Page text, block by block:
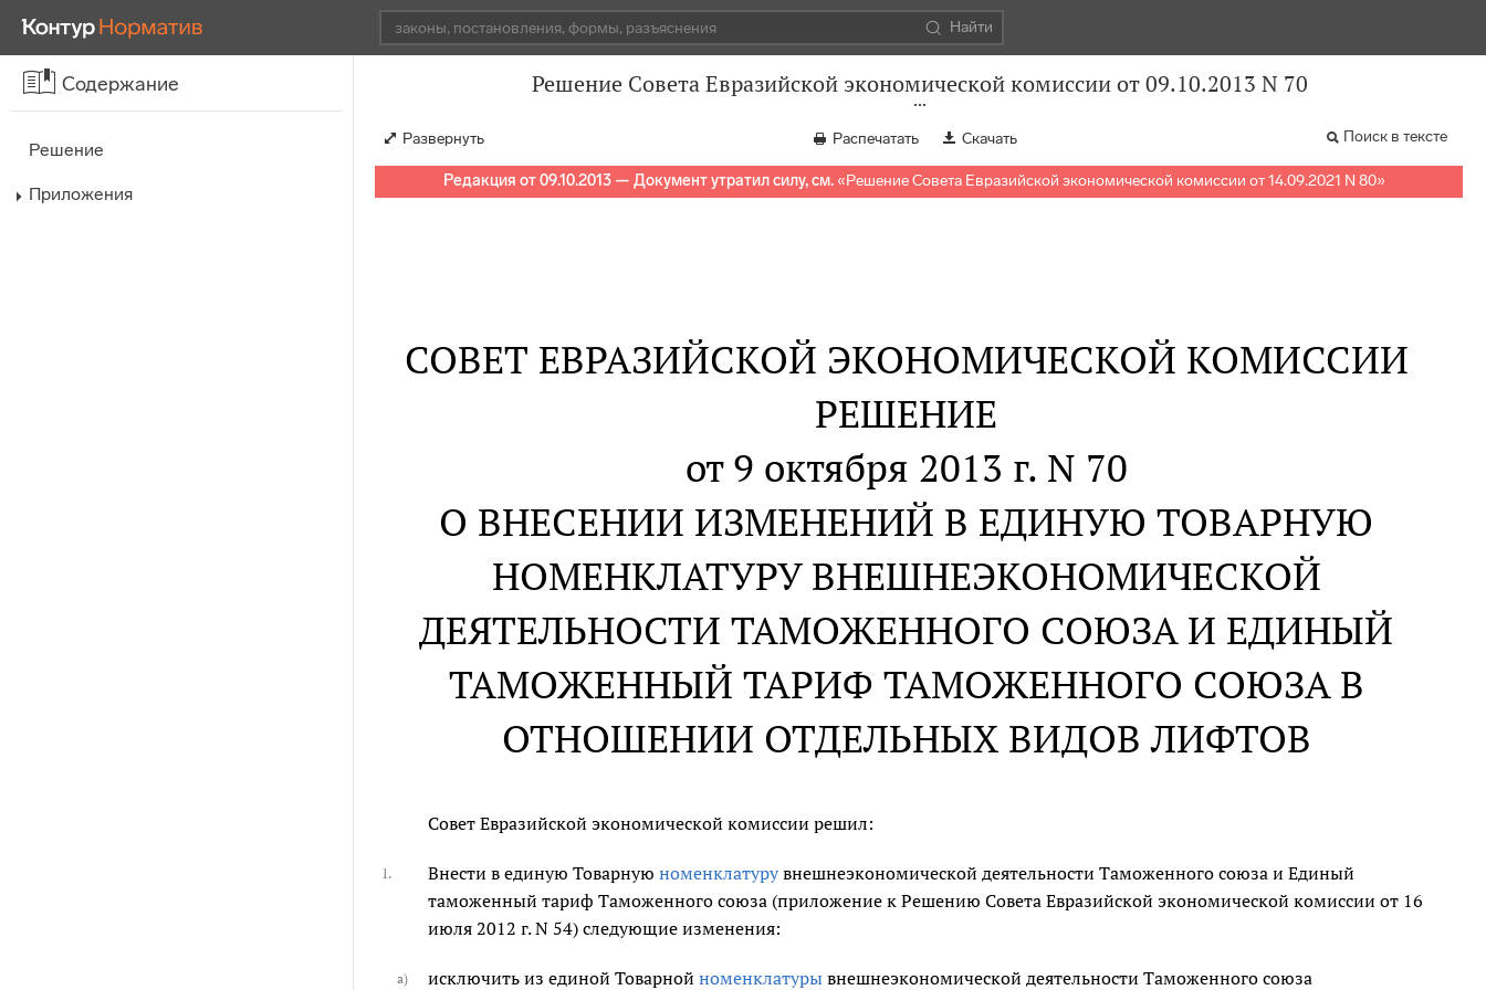
Найти
Содержание
Решение
Приложения
Решение Совета Евразийской экономической комиссии от 09.10.2013 N 70
Развернуть Распечатать Скачать Поиск в тексте
Редакция от 09.10.2013 — Документ утратил силу, см. «Решение Совета Евразийской экономической комиссии от 14.09.2021 N 80»
СОВЕТ ЕВРАЗИЙСКОЙ ЭКОНОМИЧЕСКОЙ КОМИССИИ
РЕШЕНИЕ
от 9 октября 2013 г. N 70
О ВНЕСЕНИИ ИЗМЕНЕНИЙ В ЕДИНУЮ ТОВАРНУЮ
НОМЕНКЛАТУРУ ВНЕШНЕЭКОНОМИЧЕСКОЙ
ДЕЯТЕЛЬНОСТИ ТАМОЖЕННОГО СОЮЗА И ЕДИНЫЙ
ТАМОЖЕННЫЙ ТАРИФ ТАМОЖЕННОГО СОЮЗА В
ОТНОШЕНИИ ОТДЕЛЬНЫХ ВИДОВ ЛИФТОВ
Совет Евразийской экономической комиссии решил:
1. Внести в единую Товарнуюноменклатурувнешнеэкономической деятельности Таможенного союза и Единый
таможенный тариф Таможенного союза (приложение к Решению Совета Евразийской экономической комиссии от 16
июля 2012 г. N 54) следующие изменения:
а) исключить из единой Товарнойноменклатуры внешнеэкономической деятельности Таможенного союза